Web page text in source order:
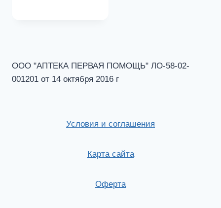
ООО "АПТЕКА ПЕРВАЯ ПОМОЩЬ" ЛО-58-02-
001201 от 14 октября 2016 г
Условия и соглашения
Карта сайта
Оферта